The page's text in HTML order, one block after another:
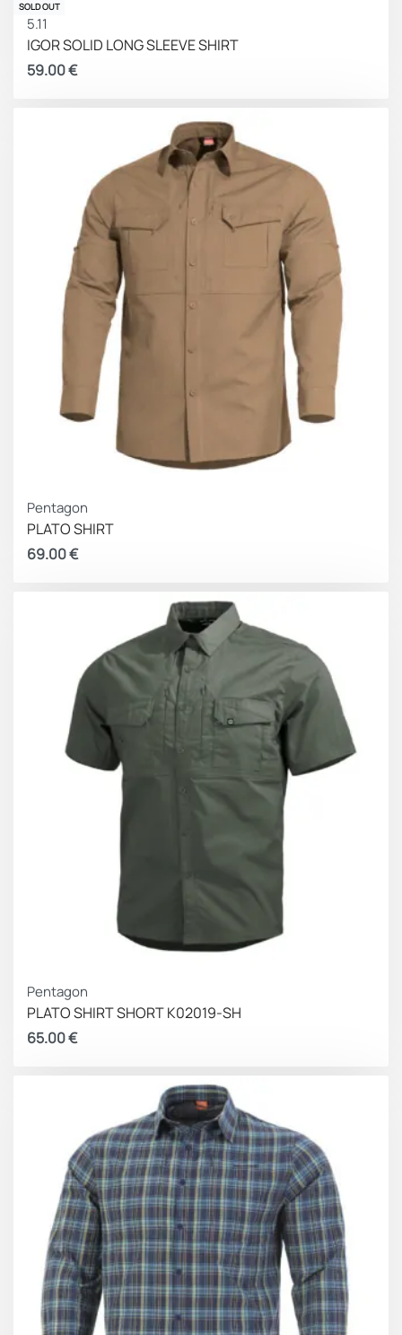
SOLD OUT
5.11
IGOR SOLID LONG SLEEVE SHIRT
59.00€
Pentagon
PLATO SHIRT
69.00€
Pentagon
PLATO SHIRT SHORT K02019-SH
65.00€